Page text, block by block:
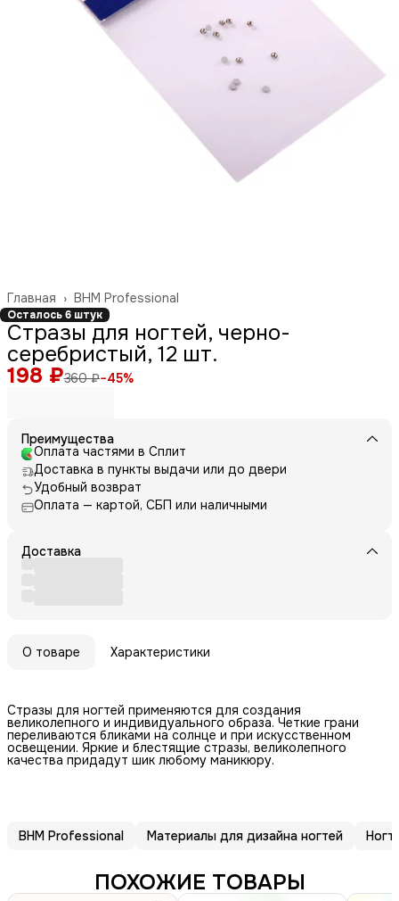
BHM Professional
Главная ›
Осталось 6 штук
Стразы для ногтей, черно-
серебристый, 12 шт.
198 ₽360 ₽−45%
Преимущества
Оплата частями в Сплит
Доставка в пункты выдачи или до двери
Удобный возврат
Оплата — картой, СБП или наличными
Доставка
О товаре Характеристики
Стразы для ногтей применяются для создания
великолепного и индивидуального образа. Четкие грани
переливаются бликами на солнце и при искусственном
освещении. Яркие и блестящие стразы, великолепного
качества придадут шик любому маникюру.
BHM Professional Материалы для дизайна ногтей
ПОХОЖИЕ ТОВАРЫ